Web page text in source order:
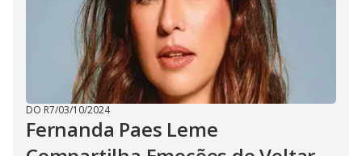
DO R7/03/10/2024
Fernanda Paes Leme